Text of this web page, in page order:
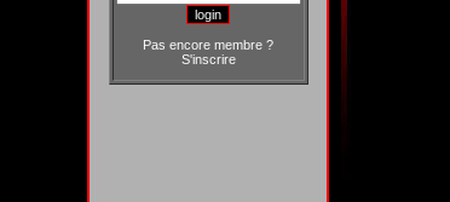
Pas encore membre ?
S'inscrire